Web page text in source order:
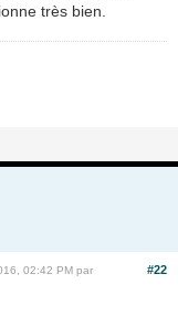
très bien.
#22
02:42 PM par